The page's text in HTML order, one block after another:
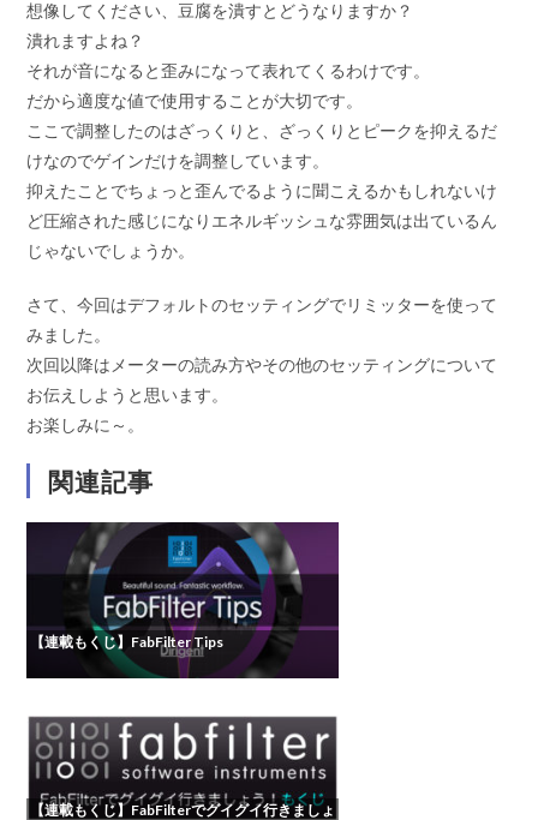
想像してください、豆腐を潰すとどうなりますか？
潰れますよね？
それが音になると歪みになって表れてくるわけです。
だから適度な値で使用することが大切です。
ここで調整したのはざっくりと、ざっくりとピークを抑えるだ
けなのでゲインだけを調整しています。
抑えたことでちょっと歪んでるように聞こえるかもしれないけ
ど圧縮された感じになりエネルギッシュな雰囲気は出ているん
じゃないでしょうか。
さて、今回はデフォルトのセッティングでリミッターを使って
みました。
次回以降はメーターの読み方やその他のセッティングについて
お伝えしようと思います。
お楽しみに～。
関連記事
【連載もくじ】FabFilter Tips
【連載もくじ】FabFilterでグイグイ行きましょ